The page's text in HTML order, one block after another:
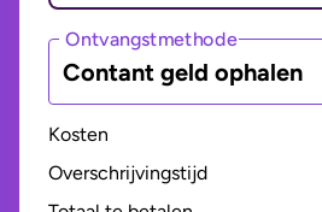
Ontvangstmethode
Contant geld ophalen
Kosten
Overschrijvingstijd